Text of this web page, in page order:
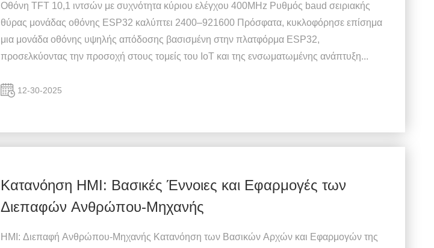
Οθόνη TFT 10,1 ιντσών με συχνότητα κύριου ελέγχου 400MHz Ρυθμός baud σειριακής
θύρας μονάδας οθόνης ESP32 καλύπτει 2400–921600 Πρόσφατα, κυκλοφόρησε επίσημα
μια μονάδα οθόνης υψηλής απόδοσης βασισμένη στην πλατφόρμα ESP32,
προσελκύοντας την προσοχή στους τομείς του IoT και της ενσωματωμένης ανάπτυξη...
12-30-2025
Κατανόηση HMI: Βασικές Έννοιες και Εφαρμογές των
Διεπαφών Ανθρώπου-Μηχανής
HMI: Διεπαφή Ανθρώπου-Μηχανής Κατανόηση των Βασικών Αρχών και Εφαρμογών της